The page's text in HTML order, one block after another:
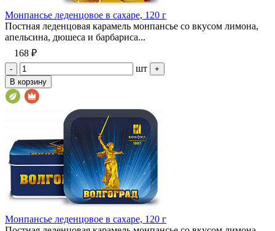
Монпансье леденцовое в сахаре, 120 г
Постная леденцовая карамель монпансье со вкусом лимона,
апельсина, дюшеса и барбариса...
168 ₽
- шт
+
В корзину
Монпансье леденцовое в сахаре, 120 г